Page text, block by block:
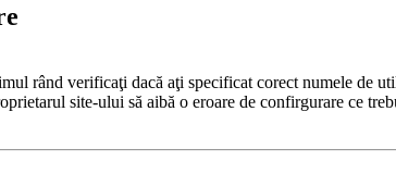
rând verificaţi dacă aţi specificat corect numele de
site-ului să aibă o eroare de confirgurare ce